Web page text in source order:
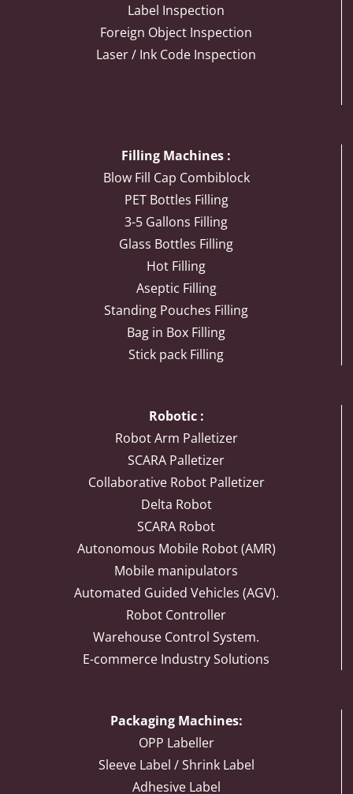
Label Inspection
Foreign Object Inspection
Laser / Ink Code Inspection
Filling Machines :
Blow Fill Cap Combiblock
PET Bottles Filling
3-5 Gallons Filling
Glass Bottles Filling
Hot Filling
Aseptic Filling
Standing Pouches Filling
Bag in Box Filling
Stick pack Filling
Robotic :
Robot Arm Palletizer
SCARA Palletizer
Collaborative Robot Palletizer
Delta Robot
SCARA Robot
Autonomous Mobile Robot (AMR)
Mobile manipulators
Automated Guided Vehicles (AGV).
Robot Controller
Warehouse Control System.
E-commerce Industry Solutions
Packaging Machines:
OPP Labeller
Sleeve Label / Shrink Label
Adhesive Label